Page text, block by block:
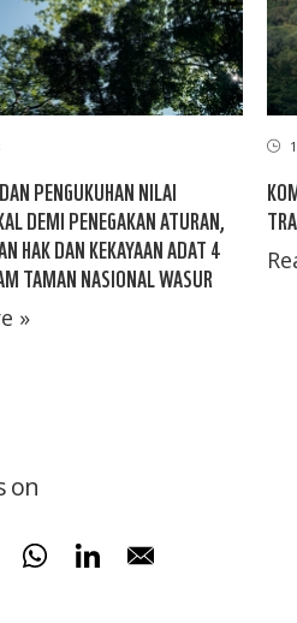
PENGUKUHAN NILAI
DEMI PENEGAKAN ATURAN,
HAK DAN KEKAYAAN ADAT 4
TAMAN NASIONAL WASUR
»
on